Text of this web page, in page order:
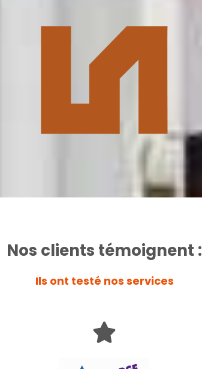
Nos clients témoignent :
Ils ont testé nos services